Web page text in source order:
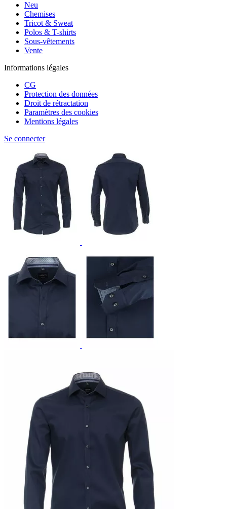
Neu
Chemises
Tricot & Sweat
Polos & T-shirts
Sous-vêtements
Vente
Informations légales
CG
Protection des données
Droit de rétractation
Paramètres des cookies
Mentions légales
Se connecter